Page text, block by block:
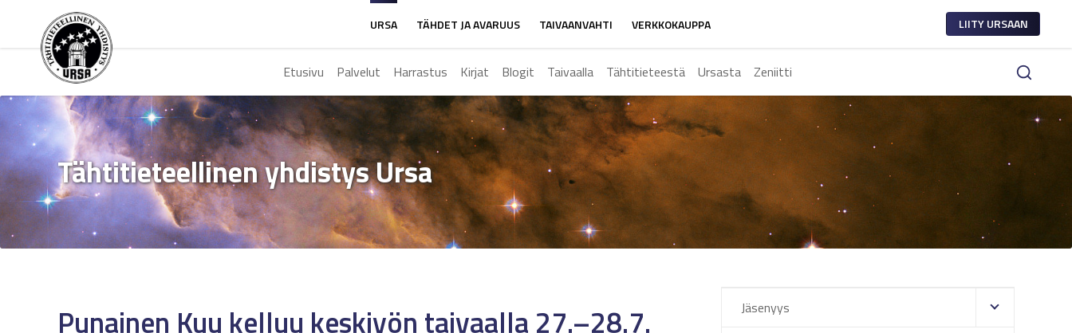
LIITY URSAAN
URSA TÄHDET JA AVARUUS TAIVAANVAHTI VERKKOKAUPPA
Etusivu Palvelut Harrastus Kirjat Blogit Taivaalla Tähtitieteestä Ursasta Zeniitti
Tähtitieteellinen yhdistys Ursa
Punainen Kuu kelluu keskiyön taivaalla 27.–28.7. Jäsenyys